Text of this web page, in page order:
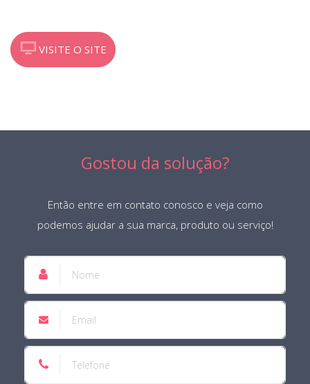
VISITE O SITE
Gostou da solução?
Então entre em contato conosco e veja como
podemos ajudar a sua marca, produto ou serviço!